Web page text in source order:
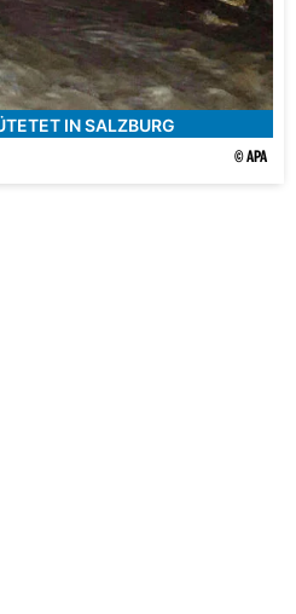
IN SALZBURG
© APA